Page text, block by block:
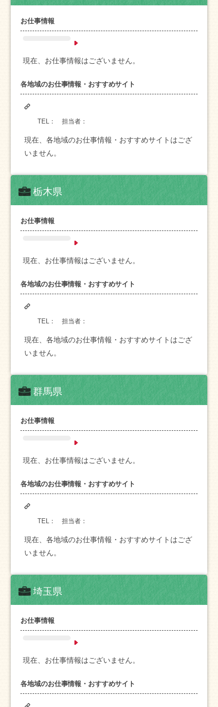
お仕事情報
現在、お仕事情報はございません。
各地域のお仕事情報・おすすめサイト
TEL： 担当者：
現在、各地域のお仕事情報・おすすめサイトはござ
いません。
栃木県
お仕事情報
現在、お仕事情報はございません。
各地域のお仕事情報・おすすめサイト
TEL： 担当者：
現在、各地域のお仕事情報・おすすめサイトはござ
いません。
群馬県
お仕事情報
現在、お仕事情報はございません。
各地域のお仕事情報・おすすめサイト
TEL： 担当者：
現在、各地域のお仕事情報・おすすめサイトはござ
いません。
埼玉県
お仕事情報
現在、お仕事情報はございません。
各地域のお仕事情報・おすすめサイト